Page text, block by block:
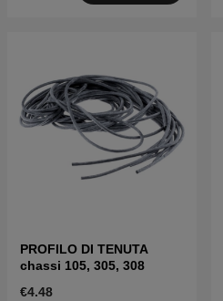
PROFILO DI TENUTA
chassi 105, 305, 308
€4.48